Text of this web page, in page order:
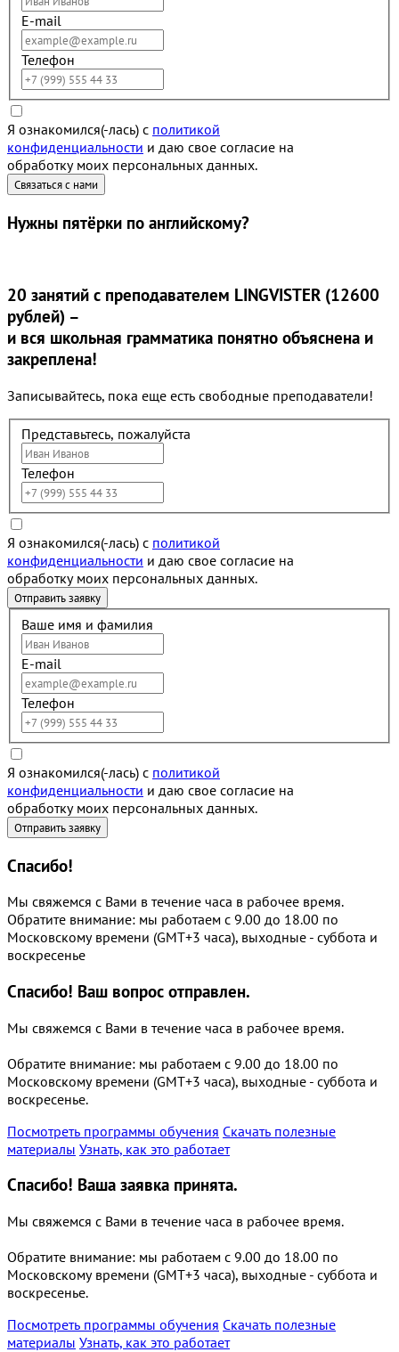
E-mail
Телефон
Я ознакомился(-лась) с политикой
конфиденциальности и даю свое согласие на
обработку моих персональных данных.
Нужны пятёрки по английскому?
20 занятий с преподавателем LINGVISTER (12600
рублей) –
и вся школьная грамматика понятно объяснена и
закреплена!
Записывайтесь, пока еще есть свободные преподаватели!
Представьтесь, пожалуйста
Телефон
Я ознакомился(-лась) с политикой
конфиденциальности и даю свое согласие на
обработку моих персональных данных.
Ваше имя и фамилия
E-mail
Телефон
Я ознакомился(-лась) с политикой
конфиденциальности и даю свое согласие на
обработку моих персональных данных.
Спасибо!
Мы свяжемся с Вами в течение часа в рабочее время.
Обратите внимание: мы работаем с 9.00 до 18.00 по
Московскому времени (GMT+3 часа), выходные - суббота и
воскресенье
Спасибо! Ваш вопрос отправлен.
Мы свяжемся с Вами в течение часа в рабочее время.
Обратите внимание: мы работаем с 9.00 до 18.00 по
Московскому времени (GMT+3 часа), выходные - суббота и
воскресенье.
Посмотреть программы обучения Скачать полезные
материалы Узнать, как это работает
Спасибо! Ваша заявка принята.
Мы свяжемся с Вами в течение часа в рабочее время.
Обратите внимание: мы работаем с 9.00 до 18.00 по
Московскому времени (GMT+3 часа), выходные - суббота и
воскресенье.
Посмотреть программы обучения Скачать полезные
материалы Узнать, как это работает